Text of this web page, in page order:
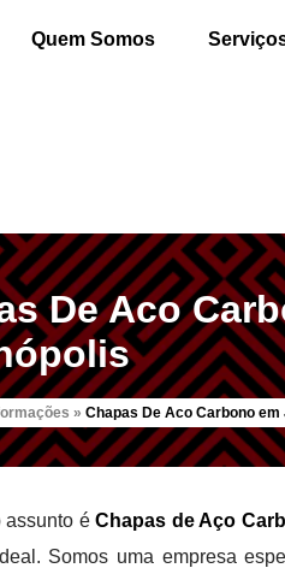
Quem Somos
De Aco
»Chapas De Aco Carbono
assunto éChapas de Aço
Somos uma empresa